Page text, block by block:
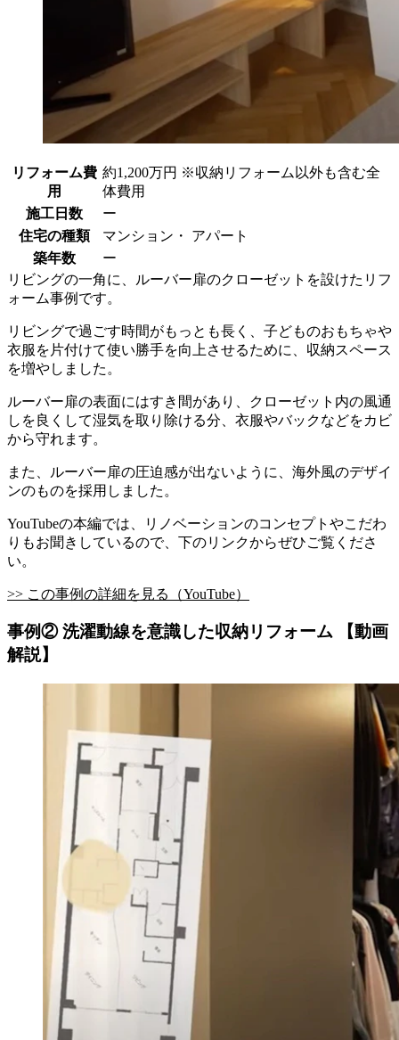
リフォーム費
用
約1,200万円 ※収納リフォーム以外も含む全
体費用
施工日数
ー
住宅の種類
マンション・ アパート
築年数
ー
リビングの一角に、ルーバー扉のクローゼットを設けたリフ
ォーム事例です。
リビングで過ごす時間がもっとも長く、子どものおもちゃや
衣服を片付けて使い勝手を向上させるために、収納スペース
を増やしました。
ルーバー扉の表面にはすき間があり、クローゼット内の風通
しを良くして湿気を取り除ける分、衣服やバックなどをカビ
から守れます。
また、ルーバー扉の圧迫感が出ないように、海外風のデザイ
ンのものを採用しました。
YouTubeの本編では、リノベーションのコンセプトやこだわ
りもお聞きしているので、下のリンクからぜひご覧くださ
い。
>> この事例の詳細を見る（YouTube）
事例② 洗濯動線を意識した収納リフォーム 【動画
解説】